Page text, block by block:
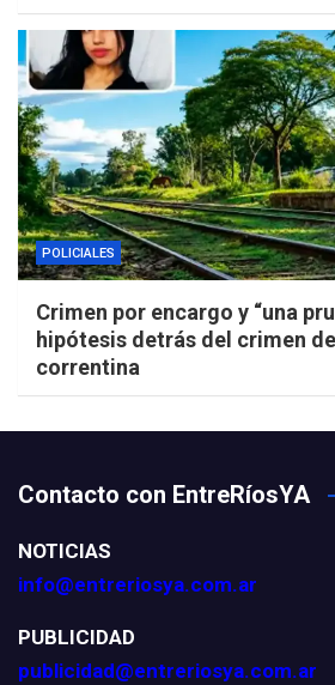
POLICIALES
Crimen por encargo y “una
hipótesis detrás del crimen
correntina
Contacto con EntreRíosYA
NOTICIAS
info@entreriosya.com.ar
PUBLICIDAD
publicidad@entreriosya.com.ar